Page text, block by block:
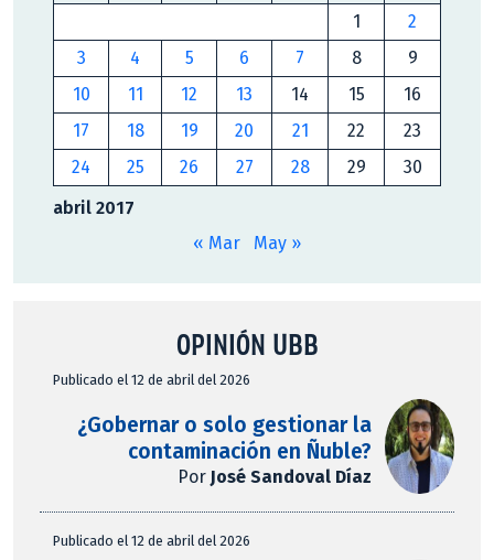
abril 2017
1
2
3
4 5 6 7 8
9
10
11 12 13 14 15
16
17
18 19 20 21 22
23
24
25 26 27 28 29 30
« Mar May »
OPINIÓN UBB
Publicado el 12 de abril del 2026
¿Gobernar o solo gestionar la
contaminación en Ñuble?
Por José Sandoval Díaz
Publicado el 12 de abril del 2026